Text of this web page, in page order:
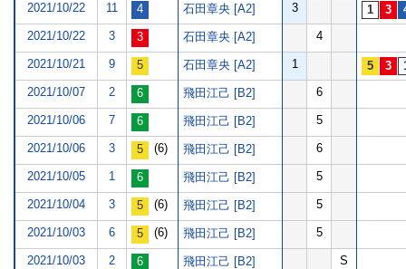
2021/10/22 11 石田章央 [A2] 3
2021/10/22 3 石田章央 [A2] 4
2021/10/21 9 石田章央 [A2] 1
2021/10/07 2 飛田江己 [B2] 6
2021/10/06 7 飛田江己 [B2] 5
2021/10/06 3 (6) 飛田江己 [B2] 6
2021/10/05 1 飛田江己 [B2] 5
2021/10/04 3 (6) 飛田江己 [B2] 5
2021/10/03 6 (6) 飛田江己 [B2] 5
2021/10/03 2 飛田江己 [B2] S